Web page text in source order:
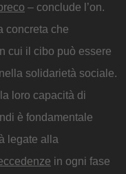
– conclude l’on.
concreta che
cui il cibo può essere
solidarietà sociale.
loro capacità di
è fondamentale
legate alla
in ogni fase